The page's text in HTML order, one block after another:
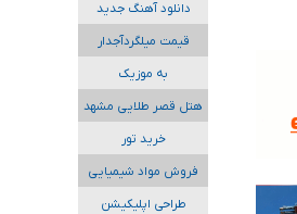
دانلود آهنگ جدید
قیمت میلگردآجدار
به موزیک
هتل قصر طلایی مشهد
خرید تور
فروش مواد شیمیایی
طراحی اپلیکیشن